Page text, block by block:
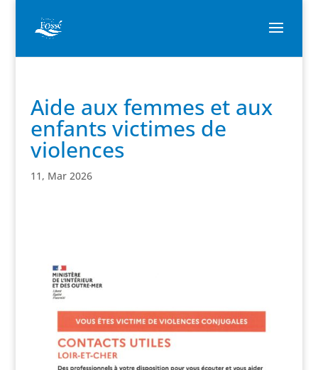
Aide aux femmes et aux
enfants victimes de
violences
11, Mar 2026